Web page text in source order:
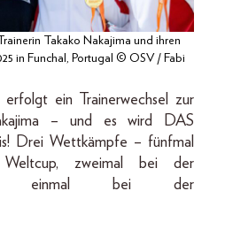
Takako Nakajima und ihren
in Funchal, Portugal © OSV / Fabi
ein Trainerwechsel zur
– und es wird DAS
Drei Wettkämpfe – fünfmal
zweimal bei der
einmal bei der